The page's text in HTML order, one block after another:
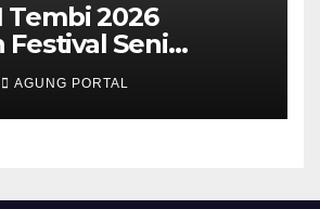
Tembi 2026
Festival Seni
AGUNG PORTAL